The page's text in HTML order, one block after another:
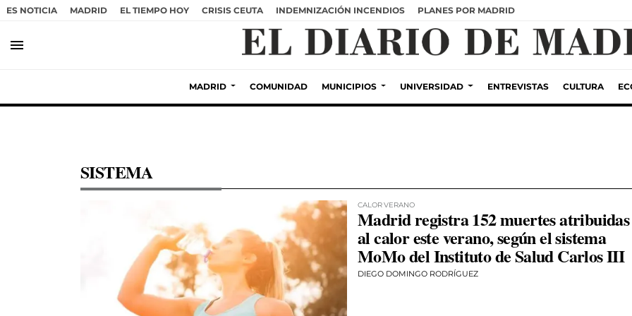
ES NOTICIA MADRID EL TIEMPO HOY CRISIS CEUTA INDEMNIZACIÓN INCENDIOS PLANES POR MADRID
menu
MADRID COMUNIDAD MUNICIPIOS UNIVERSIDAD ENTREVISTAS CULTURA
SISTEMA
CALOR VERANO
Madrid registra 152 muertes atribuidas
al calor este verano, según el sistema
MoMo del Instituto de Salud Carlos III
DIEGO DOMINGO RODRÍGUEZ